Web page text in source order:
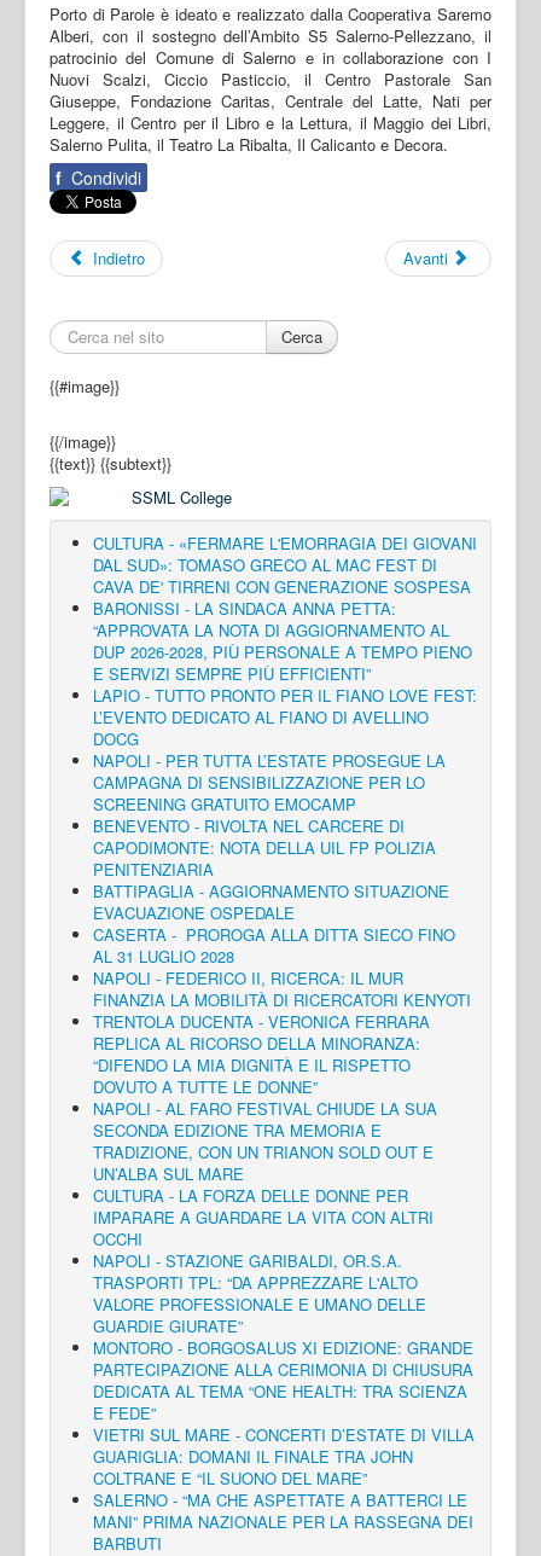
Porto di Parole è ideato e realizzato dalla Cooperativa Saremo
Alberi, con il sostegno dell’Ambito S5 Salerno-Pellezzano, il
patrocinio del Comune di Salerno e in collaborazione con I
Nuovi Scalzi, Ciccio Pasticcio, il Centro Pastorale San
Giuseppe, Fondazione Caritas, Centrale del Latte, Nati per
Leggere, il Centro per il Libro e la Lettura, il Maggio dei Libri,
Salerno Pulita, il Teatro La Ribalta, Il Calicanto e Decora.
f Condividi
Indietro Avanti
Cerca
{{#image}}
{{/image}}
{{text}} {{subtext}}
CULTURA - «FERMARE L'EMORRAGIA DEI GIOVANI
DAL SUD»: TOMASO GRECO AL MAC FEST DI
CAVA DE' TIRRENI CON GENERAZIONE SOSPESA
BARONISSI - LA SINDACA ANNA PETTA:
“APPROVATA LA NOTA DI AGGIORNAMENTO AL
DUP 2026-2028, PIÙ PERSONALE A TEMPO PIENO
E SERVIZI SEMPRE PIÙ EFFICIENTI”
LAPIO - TUTTO PRONTO PER IL FIANO LOVE FEST:
L’EVENTO DEDICATO AL FIANO DI AVELLINO
DOCG
NAPOLI - PER TUTTA L’ESTATE PROSEGUE LA
CAMPAGNA DI SENSIBILIZZAZIONE PER LO
SCREENING GRATUITO EMOCAMP
BENEVENTO - RIVOLTA NEL CARCERE DI
CAPODIMONTE: NOTA DELLA UIL FP POLIZIA
PENITENZIARIA
BATTIPAGLIA - AGGIORNAMENTO SITUAZIONE
EVACUAZIONE OSPEDALE
CASERTA - PROROGA ALLA DITTA SIECO FINO
AL 31 LUGLIO 2028
NAPOLI - FEDERICO II, RICERCA: IL MUR
FINANZIA LA MOBILITÀ DI RICERCATORI KENYOTI
TRENTOLA DUCENTA - VERONICA FERRARA
REPLICA AL RICORSO DELLA MINORANZA:
“DIFENDO LA MIA DIGNITÀ E IL RISPETTO
DOVUTO A TUTTE LE DONNE”
NAPOLI - AL FARO FESTIVAL CHIUDE LA SUA
SECONDA EDIZIONE TRA MEMORIA E
TRADIZIONE, CON UN TRIANON SOLD OUT E
UN’ALBA SUL MARE
CULTURA - LA FORZA DELLE DONNE PER
IMPARARE A GUARDARE LA VITA CON ALTRI
OCCHI
NAPOLI - STAZIONE GARIBALDI, OR.S.A.
TRASPORTI TPL: “DA APPREZZARE L'ALTO
VALORE PROFESSIONALE E UMANO DELLE
GUARDIE GIURATE”
MONTORO - BORGOSALUS XI EDIZIONE: GRANDE
PARTECIPAZIONE ALLA CERIMONIA DI CHIUSURA
DEDICATA AL TEMA “ONE HEALTH: TRA SCIENZA
E FEDE”
VIETRI SUL MARE - CONCERTI D’ESTATE DI VILLA
GUARIGLIA: DOMANI IL FINALE TRA JOHN
COLTRANE E “IL SUONO DEL MARE”
SALERNO - “MA CHE ASPETTATE A BATTERCI LE
MANI” PRIMA NAZIONALE PER LA RASSEGNA DEI
BARBUTI